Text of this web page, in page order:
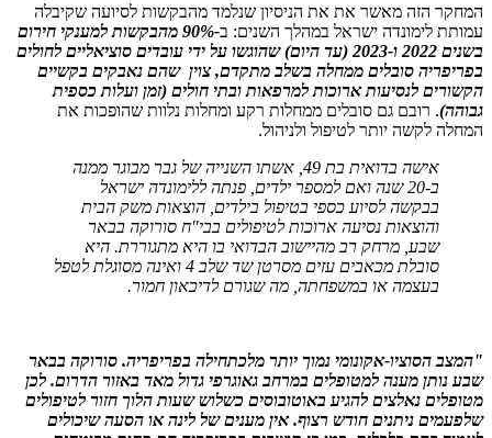
המחקר הזה מאשר את את הניסיון שנלמד מהבקשות לסיועה שקיבלה
עמותת לימונדה ישראל במהלך השנים: ב
-90% מהבקשות למענקי חירום
בשנים 2022 ו-2023 (עד היום) שהוגשו על ידי עובדים סוציאליים לחולים
בפריפריה סובלים ממחלה בשלב מתקדם, צוין שהם נאבקים בקשיים
הקשורים לנסיעות ארוכות למרפאות ובתי חולים (זמן ועלות כספית
גבוהה). רובם גם סובלים ממחלות רקע ומחלות נלוות שהופכות את
המחלה לקשה יותר לטיפול ולניהול.
אישה בדואית בת 49, אשתו השנייה של גבר מבוגר ממנה
ב-20 שנה ואם למספר ילדים, פנתה ללימונדה ישראל
בבקשה לסיוע כספי בטיפול בילדים, הוצאות משק הבית
והוצאות נסיעה ארוכות לטיפולים בבי"ח סורוקה בבאר
שבע, מרחק רב מהיישוב הבדואי בו היא מתגוררת. היא
סובלת מכאבים עזים מסרטן שד שלב 4 ואינה מסוגלת לטפל
בעצמה או במשפחתה, מה שגורם לדיכאון חמור.
"המצב הסוציו-אקונומי נמוך יותר מלכתחילה בפריפריה. סורוקה בבאר
שבע נותן מענה למטופלים במרחב גאוגרפי גדול מאד באזור הדרום. לכן
מטופלים נאלצים להגיע באוטובוסים כשלוש שעות הלוך חזור לטיפולים
שלפעמים ניתנים חודש רצוף. אין מענים של לינה או הסעה שיכולים